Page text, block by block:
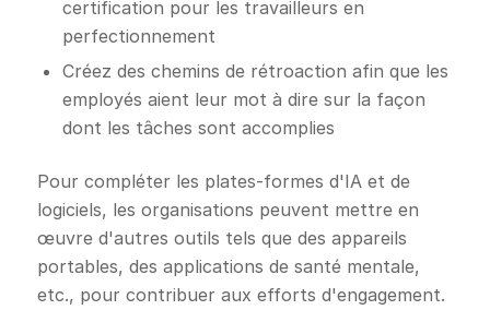
certification pour les travailleurs en
perfectionnement
Créez des chemins de rétroaction afin que les
employés aient leur mot à dire sur la façon
dont les tâches sont accomplies
Pour compléter les plates-formes d'IA et de
logiciels, les organisations peuvent mettre en
œuvre d'autres outils tels que des appareils
portables, des applications de santé mentale,
etc., pour contribuer aux efforts d'engagement.